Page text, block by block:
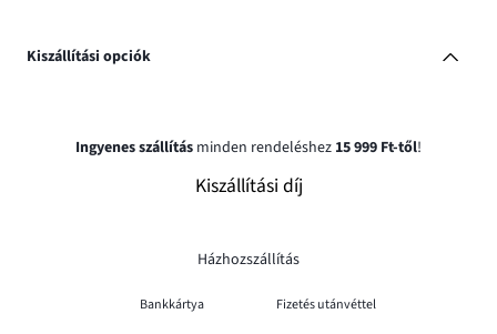
Kiszállítási opciók
Ingyenes szállítás minden rendeléshez 15 999 Ft-től!
Kiszállítási díj
Házhozszállítás
Bankkártya Fizetés utánvéttel